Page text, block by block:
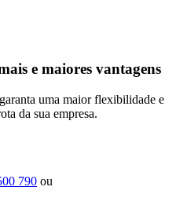
e maiores vantagens
uma maior flexibilidade e
da sua empresa.
790 ou